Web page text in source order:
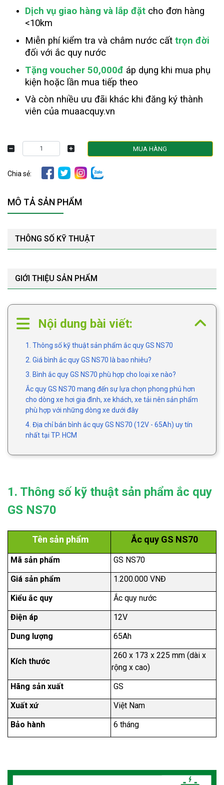
Dịch vụ giao hàng và lắp đặt cho đơn hàng
<10km
Miễn phí kiểm tra và châm nước cất trọn đời
đối với ắc quy nước
Tặng voucher 50,000đ áp dụng khi mua phụ
kiện hoặc lần mua tiếp theo
Và còn nhiều ưu đãi khác khi đăng ký thành
viên của muaacquy.vn
MUA HÀNG
Chia sẻ:
MÔ TẢ SẢN PHẨM
THÔNG SỐ KỸ THUẬT
GIỚI THIỆU SẢN PHẨM
Nội dung bài viết:
1. Thông số kỹ thuật sản phẩm ắc quy GS NS70
2. Giá bình ắc quy GS NS70 là bao nhiêu?
3. Bình ắc quy GS NS70 phù hợp cho loại xe nào?
Ắc quy GS NS70 mang đến sự lựa chọn phong phú hơn
cho dòng xe hơi gia đình, xe khách, xe tải nên sản phẩm
phù hợp với những dòng xe dưới đây
4. Địa chỉ bán bình ắc quy GS NS70 (12V - 65Ah) uy tín
nhất tại TP. HCM
1. Thông số kỹ thuật sản phẩm ắc quy
GS NS70
Tên sản phẩm Ắc quy GS NS70
Mã sản phẩm
GS NS70
Giá sản phẩm
1.200.000 VNĐ
Kiểu ắc quy
Ắc quy nước
Điện áp
12V
Dung lượng
65Ah
Kích thước
260 x 173 x 225 mm (dài x
rộng x cao)
Hãng sản xuất
GS
Xuất xứ
Việt Nam
Bảo hành
6 tháng